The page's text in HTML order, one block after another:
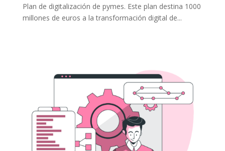
Plan de digitalización de pymes. Este plan destina 1000
millones de euros a la transformación digital de...